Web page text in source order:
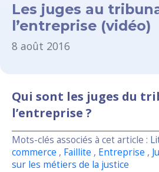
Les juges au
l’entreprise (vidéo)
8 août 2016
Qui sont les juges du
l’entreprise ?
Mots-clés associés à cet article :
commerce , Faillite , Entreprise ,
sur les métiers de la justice